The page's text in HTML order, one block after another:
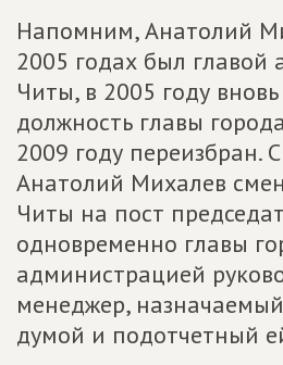
Напомним, Анатолий
2005 годах был главой
Читы, в 2005 году
должность главы
2009 году переизбран.
Анатолий Михалев
Читы на пост
одновременно главы
администрацией
менеджер,
думой и подотчетный